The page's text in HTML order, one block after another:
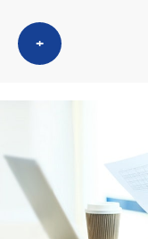
+